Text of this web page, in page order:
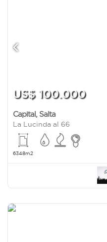
US$ 100.000
Capital, Salta
La Lucinda al 66
6348m2